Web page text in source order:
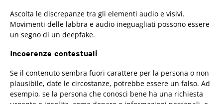
Ascolta le discrepanze tra gli elementi audio e visivi.
Movimenti delle labbra e audio ineguagliati possono essere
un segno di un deepfake.
Incoerenze contestuali
Se il contenuto sembra fuori carattere per la persona o non
plausibile, date le circostanze, potrebbe essere un falso. Ad
esempio, se la persona che conosci bene ha una richiesta